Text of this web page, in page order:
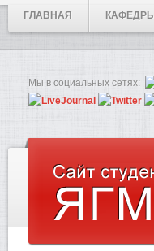
ГЛАВНАЯ КАФЕДРЫ
Мы в социальных сетях: